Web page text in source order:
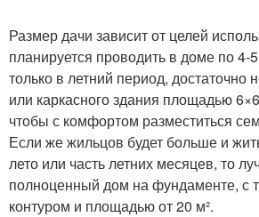
Размер дачи зависит от целей
планируется проводить в доме по 4-
только в летний период, достаточно
или каркасного здания площадью
чтобы с комфортом разместиться
Если же жильцов будет больше и
лето или часть летних месяцев, то
полноценный дом на фундаменте, с
контуром и площадью от 20 м².